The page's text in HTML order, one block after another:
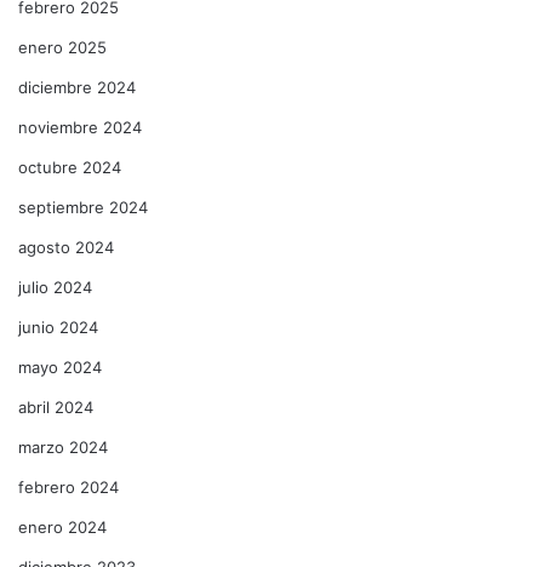
febrero 2025
enero 2025
diciembre 2024
noviembre 2024
octubre 2024
septiembre 2024
agosto 2024
julio 2024
junio 2024
mayo 2024
abril 2024
marzo 2024
febrero 2024
enero 2024